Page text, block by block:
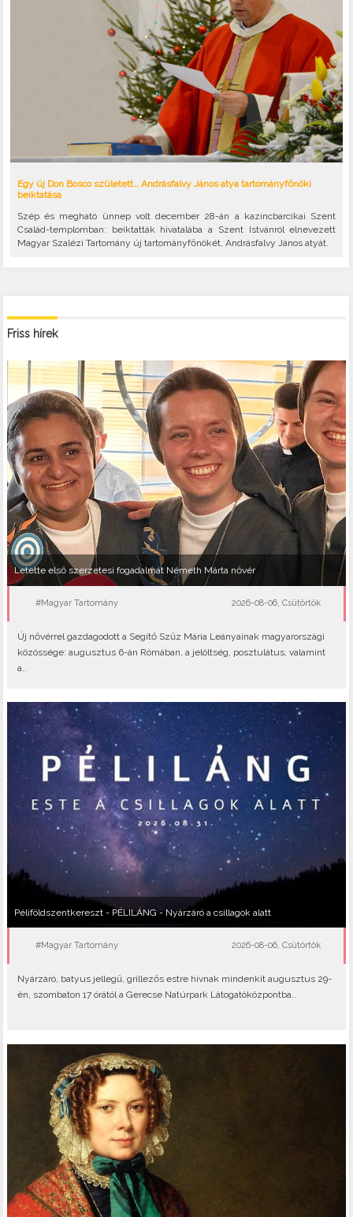
Egy új Don Bosco született… Andrásfalvy János atya tartományfőnöki
beiktatása
Szép és megható ünnep volt december 28-án a kazincbarcikai Szent
Család-templomban: beiktatták hivatalába a Szent Istvánról elnevezett
Magyar Szalézi Tartomány új tartományfőnökét, Andrásfalvy János atyát.
Friss hírek
Letette első szerzetesi fogadalmát Németh Márta nővér
#Magyar Tartomány 2026-08-06, Csütörtök
Új nővérrel gazdagodott a Segítő Szűz Mária Leányainak magyarországi
közössége: augusztus 6-án Rómában, a jelöltség, posztulátus, valamint
a..
Péliföldszentkereszt - PÉLILÁNG - Nyárzáró a csillagok alatt
#Magyar Tartomány 2026-08-06, Csütörtök
Nyárzáró, batyus jellegű, grillezős estre hívnak mindenkit augusztus 29-
én, szombaton 17 órától a Gerecse Natúrpark Látogatóközpontba..